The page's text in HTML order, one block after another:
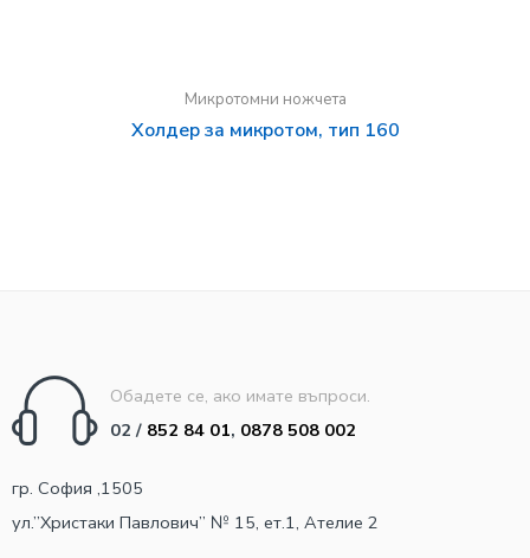
Микротомни ножчета
Холдер за микротом, тип 160
Обадете се, ако имате въпроси.
02 / 852 84 01, 0878 508 002
гр. София ,1505
ул.”Христаки Павлович” № 15, ет.1, Ателие 2